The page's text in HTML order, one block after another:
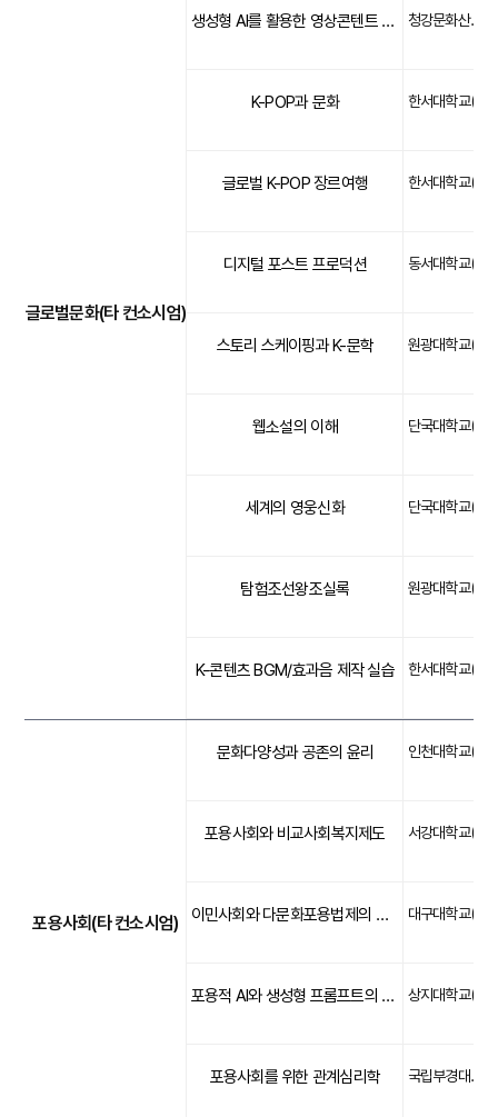
글로벌문화(타 컨소시엄)
생성형 AI를 활용한 영상콘텐트 기획 청강문화산업대학교(문화)
K-POP과 문화
글로벌 K-POP 장르여행
디지털 포스트 프로덕션
스토리 스케이핑과 K-문학
웹소설의 이해
세계의 영웅신화
탐험조선왕조실록
K-콘텐츠 BGM/효과음 제작 실습
포용사회(타 컨소시엄)
문화다양성과 공존의 윤리
포용사회와 비교사회복지제도
이민사회와 다문화포용법제의 이해
포용적 AI와 생성형 프롬프트의 이해
포용사회를 위한 관계심리학 국립부경대학교(포용)